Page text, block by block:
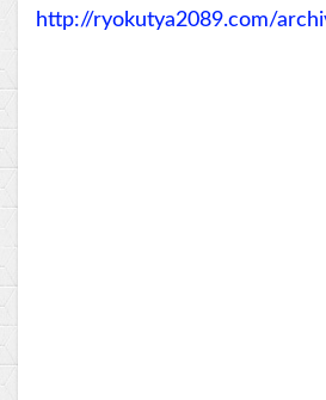
http://ryokutya2089.com/